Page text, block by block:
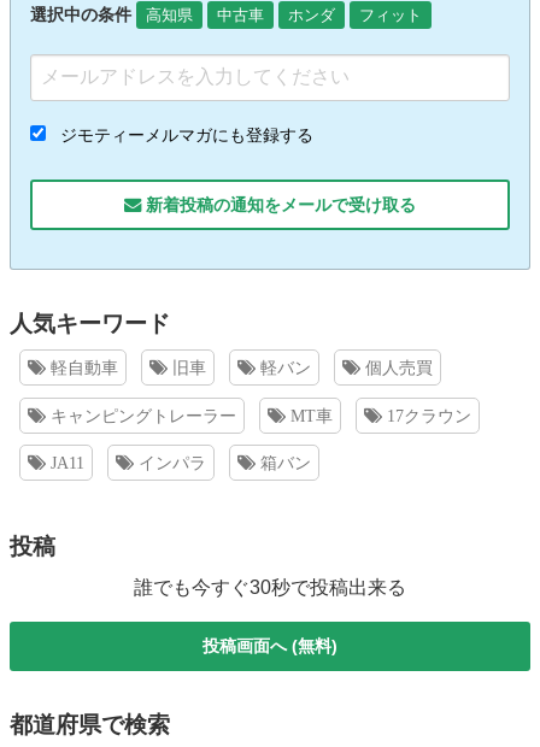
選択中の条件 高知県 中古車 ホンダ フィット
ジモティーメルマガにも登録する
新着投稿の通知をメールで受け取る
人気キーワード
軽自動車 旧車 軽バン 個人売買
キャンピングトレーラー MT車 17クラウン
JA11 インパラ 箱バン
投稿
誰でも今すぐ30秒で投稿出来る
投稿画面へ (無料)
都道府県で検索